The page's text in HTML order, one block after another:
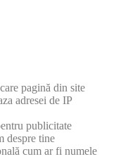
pagină din site
adresei de IP
publicitate
despre tine
cum ar fi numele